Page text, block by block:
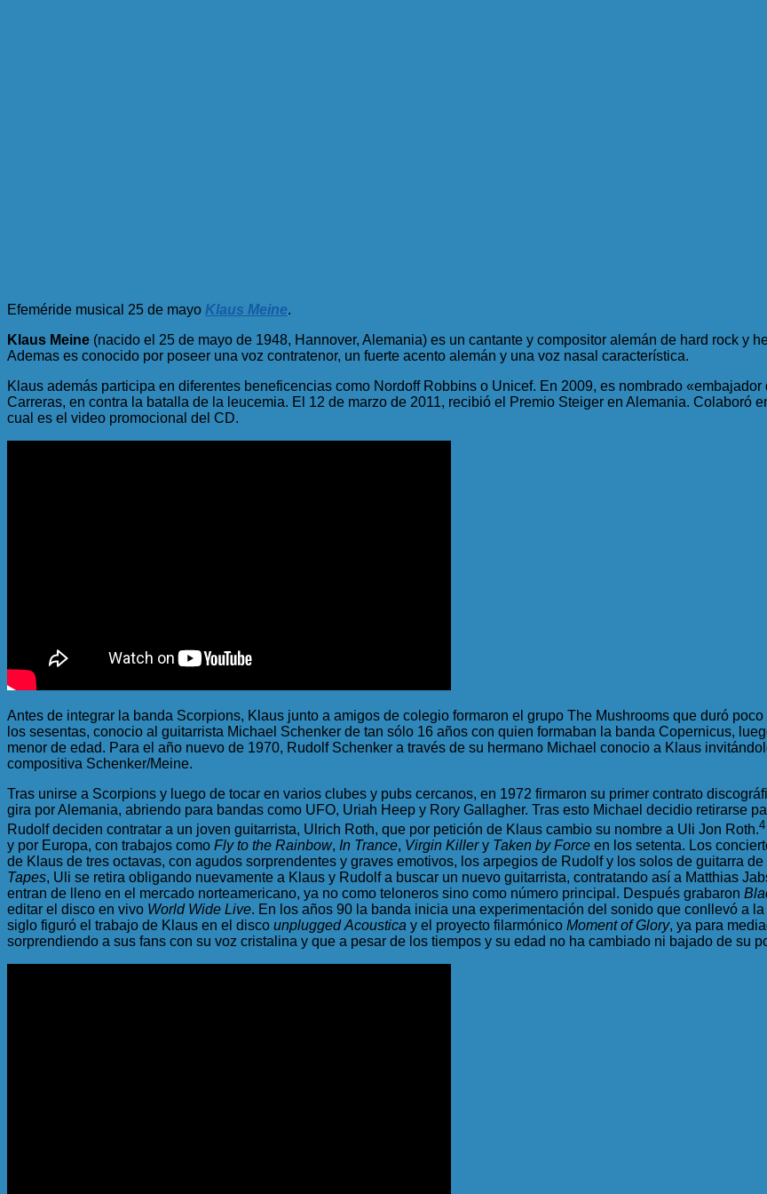
Efeméride musical 25 de mayo Klaus Meine.
Klaus Meine (nacido el 25 de mayo de 1948, Hannover, Alemania) es un cantante y compositor alemán de hard rock y
Ademas es conocido por poseer una voz contratenor, un fuerte acento alemán y una voz nasal característica.
Klaus además participa en diferentes beneficencias como Nordoff Robbins o Unicef. En 2009, es nombrado
Carreras, en contra la batalla de la leucemia. El 12 de marzo de 2011, recibió el Premio Steiger en Alemania. Colaboró
cual es el video promocional del CD.
Antes de integrar la banda Scorpions, Klaus junto a amigos de colegio formaron el grupo The Mushrooms que duró
los sesentas, conocio al guitarrista Michael Schenker de tan sólo 16 años con quien formaban la banda Copernicus,
menor de edad. Para el año nuevo de 1970, Rudolf Schenker a través de su hermano Michael conocio a Klaus
compositiva Schenker/Meine.
Tras unirse a Scorpions y luego de tocar en varios clubes y pubs cercanos, en 1972 firmaron su primer contrato
gira por Alemania, abriendo para bandas como UFO, Uriah Heep y Rory Gallagher. Tras esto Michael decidio retirarse
Rudolf deciden contratar a un joven guitarrista, Ulrich Roth, que por petición de Klaus cambio su nombre a Uli Jon Roth.4
y por Europa, con trabajos como Fly to the Rainbow, In Trance, Virgin Killery Taken by Force en los setenta. Los
de Klaus de tres octavas, con agudos sorprendentes y graves emotivos, los arpegios de Rudolf y los solos de guitarra
Tapes, Uli se retira obligando nuevamente a Klaus y Rudolf a buscar un nuevo guitarrista, contratando así a Matthias
entran de lleno en el mercado norteamericano, ya no como teloneros sino como número principal. Después grabaron
editar el disco en vivo World Wide Live. En los años 90 la banda inicia una experimentación del sonido que conllevó a
siglo figuró el trabajo de Klaus en el disco unplugged Acoustica y el proyecto filarmónico Moment of Glory, ya para
sorprendiendo a sus fans con su voz cristalina y que a pesar de los tiempos y su edad no ha cambiado ni bajado de su